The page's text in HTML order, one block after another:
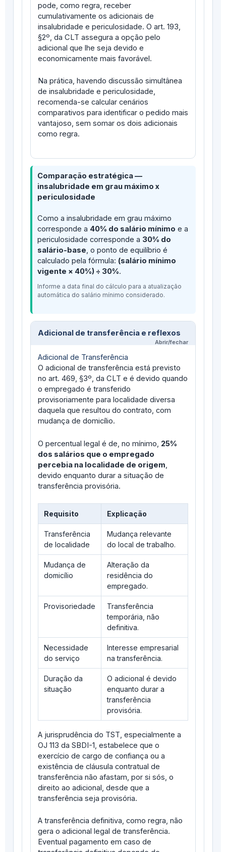
pode, como regra, receber
cumulativamente os adicionais de
insalubridade e periculosidade. O art. 193,
§2º, da CLT assegura a opção pelo
adicional que lhe seja devido e
economicamente mais favorável.
Na prática, havendo discussão simultânea
de insalubridade e periculosidade,
recomenda-se calcular cenários
comparativos para identificar o pedido mais
vantajoso, sem somar os dois adicionais
como regra.
Comparação estratégica —
insalubridade em grau máximo x
periculosidade
Como a insalubridade em grau máximo
corresponde a 40% do salário mínimo e a
periculosidade corresponde a 30% do
salário-base, o ponto de equilíbrio é
calculado pela fórmula: (salário mínimo
vigente × 40%) ÷ 30%.
Informe a data final do cálculo para a atualização
automática do salário mínimo considerado.
Adicional de transferência e reflexos
Adicional de Transferência
O adicional de transferência está previsto
no art. 469, §3º, da CLT e é devido quando
o empregado é transferido
provisoriamente para localidade diversa
daquela que resultou do contrato, com
mudança de domicílio.
O percentual legal é de, no mínimo, 25%
dos salários que o empregado
percebia na localidade de origem,
devido enquanto durar a situação de
transferência provisória.
Requisito Explicação
Transferência
de localidade
Mudança relevante
do local de trabalho.
Mudança de
domicílio
Alteração da
residência do
empregado.
Provisoriedade
Transferência
temporária, não
definitiva.
Necessidade
do serviço
Interesse empresarial
na transferência.
Duração da
situação
O adicional é devido
enquanto durar a
transferência
provisória.
A jurisprudência do TST, especialmente a
OJ 113 da SBDI-1, estabelece que o
exercício de cargo de confiança ou a
existência de cláusula contratual de
transferência não afastam, por si sós, o
direito ao adicional, desde que a
transferência seja provisória.
A transferência definitiva, como regra, não
gera o adicional legal de transferência.
Eventual pagamento em caso de